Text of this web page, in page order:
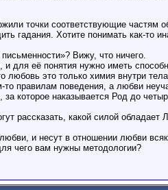
точки соответствующие частям
гадания. Хотите понимать как-то
Вижу, что ничего.
для её понятия нужно иметь
это только химия внутри
то правилам поведения, а любви
которое наказывается Род до
рассказать, какой силой
и несут в отношении любви
чего вам нужны методологии?